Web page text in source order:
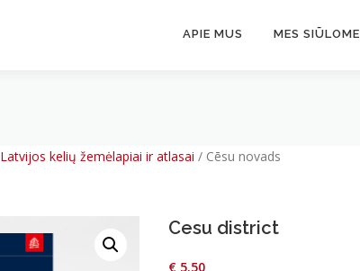
APIE MUS MES SIŪLOME
Latvijos kelių žemėlapiai ir atlasai / Cēsu novads
Cesu district
€5.50